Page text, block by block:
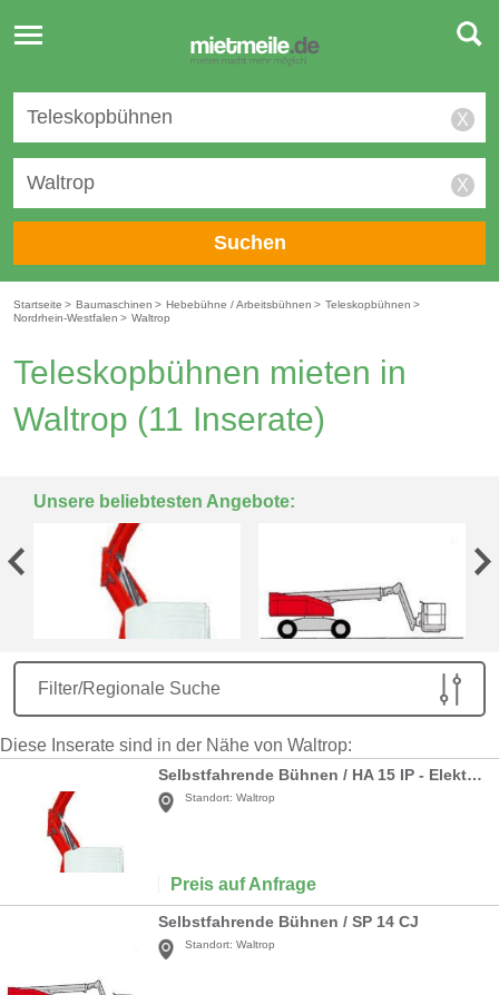
Toggle
navigation
X
X
Suchen
Startseite > Baumaschinen > Hebebühne / Arbeitsbühnen > Teleskopbühnen >
Nordrhein-Westfalen > Waltrop
Teleskopbühnen mieten in
Waltrop (11 Inserate)
Unsere beliebtesten Angebote:
Filter/Regionale Suche
Diese Inserate sind in der Nähe von Waltrop:
Selbstfahrende Bühnen / HA 15 IP - Elektroantrieb
Standort: Waltrop
Preis auf Anfrage
Selbstfahrende Bühnen / SP 14 CJ
Standort: Waltrop